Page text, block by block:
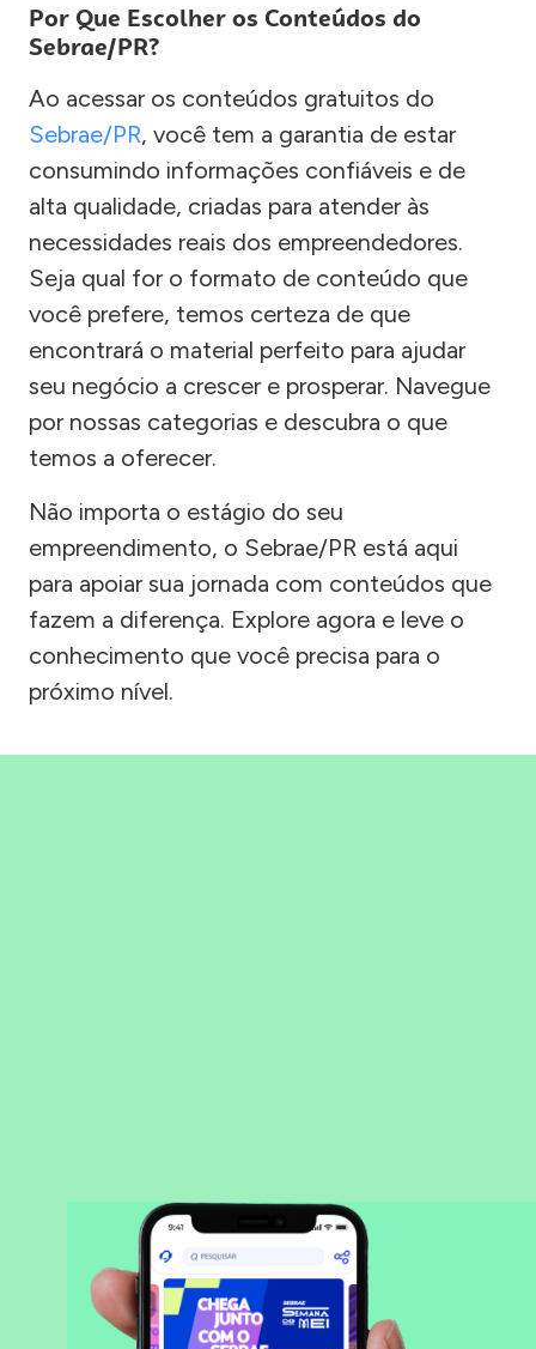
Por Que Escolher os Conteúdos do
Sebrae/PR?
Ao acessar os conteúdos gratuitos do
Sebrae/PR, você tem a garantia de estar
consumindo informações confiáveis e de
alta qualidade, criadas para atender às
necessidades reais dos empreendedores.
Seja qual for o formato de conteúdo que
você prefere, temos certeza de que
encontrará o material perfeito para ajudar
seu negócio a crescer e prosperar. Navegue
por nossas categorias e descubra o que
temos a oferecer.
Não importa o estágio do seu
empreendimento, o Sebrae/PR está aqui
para apoiar sua jornada com conteúdos que
fazem a diferença. Explore agora e leve o
conhecimento que você precisa para o
próximo nível.